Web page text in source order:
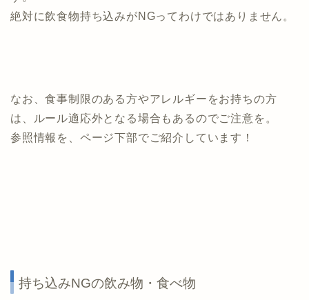
絶対に飲食物持ち込みがNGってわけではありません。
なお、食事制限のある方やアレルギーをお持ちの方
は、ルール適応外となる場合もあるのでご注意を。
参照情報を、ページ下部でご紹介しています！
持ち込みNGの飲み物・食べ物